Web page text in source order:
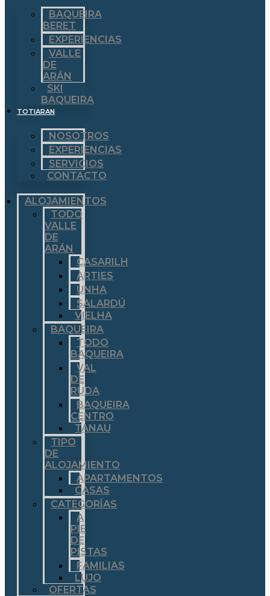
BAQUEIRA
BERET
EXPERIENCIAS
VALLE
DE
ARÁN
SKI
BAQUEIRA
TOTIARAN
NOSOTROS
EXPERIENCIAS
SERVICIOS
CONTACTO
ALOJAMIENTOS
TODO
VALLE
DE
ARÁN
CASARILH
ARTIES
UNHA
SALARDÚ
VIELHA
BAQUEIRA
TODO
BAQUEIRA
VAL
DE
RUDA
BAQUEIRA
CENTRO
TANAU
TIPO
DE
ALOJAMIENTO
APARTAMENTOS
CASAS
CATEGORÍAS
A
PIE
DE
PISTAS
FAMILIAS
LUJO
OFERTAS